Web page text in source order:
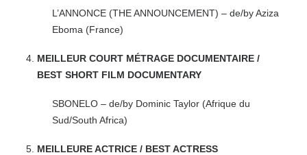
L’ANNONCE (THE ANNOUNCEMENT) – de/by Aziza
Eboma (France)
MEILLEUR COURT MÉTRAGE DOCUMENTAIRE /
BEST SHORT FILM DOCUMENTARY
SBONELO – de/by Dominic Taylor (Afrique du
Sud/South Africa)
MEILLEURE ACTRICE / BEST ACTRESS